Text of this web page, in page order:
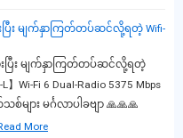
ပြီး မျက်နှာကြတ်တပ်ဆင်လို့ရတဲ့ Wifi-
းပြီး မျက်နှာကြတ်တပ်ဆင်လို့ရတဲ့
】Wi-Fi 6 Dual-Radio 5375 Mbps
ျား မင်္ဂလာပါခဗျာ 🙏🙏🙏
More